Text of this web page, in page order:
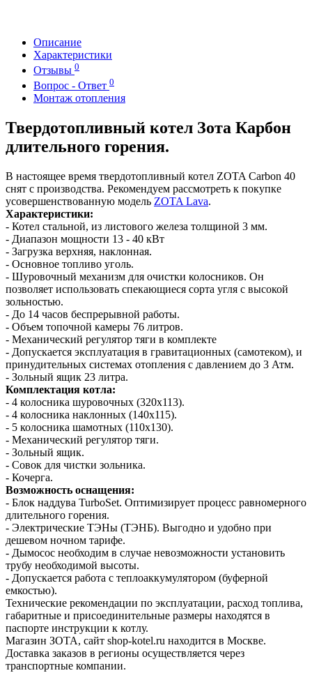
Описание
Характеристики
Отзывы 0
Вопрос - Ответ 0
Монтаж отопления
Твердотопливный котел Зота Карбон
длительного горения.
В настоящее время твердотопливный котел ZOTA Сarbon 40
снят с производства. Рекомендуем рассмотреть к покупке
усовершенствованную модель ZOTA Lava.
Характеристики:
- Котел стальной, из листового железа толщиной 3 мм.
- Диапазон мощности 13 - 40 кВт
- Загрузка верхняя, наклонная.
- Основное топливо уголь.
- Шуровочный механизм для очистки колосников. Он
позволяет использовать спекающиеся сорта угля с высокой
зольностью.
- До 14 часов беспрерывной работы.
- Объем топочной камеры 76 литров.
- Механический регулятор тяги в комплекте
- Допускается эксплуатация в гравитационных (самотеком), и
принудительных системах отопления с давлением до 3 Атм.
- Зольный ящик 23 литра.
Комплектация котла:
- 4 колосника шуровочных (320х113).
- 4 колосника наклонных (140х115).
- 5 колосника шамотных (110х130).
- Механический регулятор тяги.
- Зольный ящик.
- Совок для чистки зольника.
- Кочерга.
Возможность оснащения:
- Блок наддува TurboSet. Оптимизирует процесс равномерного
длительного горения.
- Электрические ТЭНы (ТЭНБ). Выгодно и удобно при
дешевом ночном тарифе.
- Дымосос необходим в случае невозможности установить
трубу необходимой высоты.
- Допускается работа с теплоаккумулятором (буферной
емкостью).
Технические рекомендации по эксплуатации, расход топлива,
габаритные и присоединительные размеры находятся в
паспорте инструкции к котлу.
Магазин ЗОТА, сайт shop-kotel.ru находится в Москве.
Доставка заказов в регионы осуществляется через
транспортные компании.